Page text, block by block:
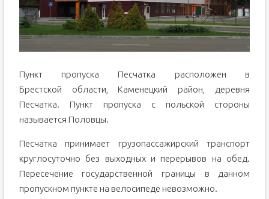
Пункт пропуска Песчатка расположен в
Брестской области, Каменецкий район, деревня
Песчатка. Пункт пропуска с польской стороны
называется Половцы.
Песчатка принимает грузопассажирский транспорт
круглосуточно без выходных и перерывов на обед.
Пересечение государственной границы в данном
пропускном пункте на велосипеде невозможно.